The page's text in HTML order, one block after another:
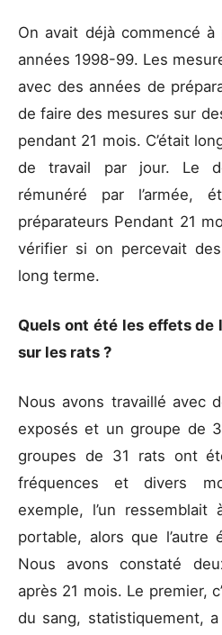
On avait déjà commencé
années 1998-99. Les
avec des années de
de faire des mesures sur
pendant 21 mois. C’était
de travail par jour. Le
rémunéré par l’armée,
préparateurs Pendant 21
vérifier si on percevait
long terme.
Quels ont été les effets de
sur les rats ?
Nous avons travaillé avec
exposés et un groupe de
groupes de 31 rats ont
fréquences et divers
exemple, l’un ressemblait
portable, alors que l’autre
Nous avons constaté
après 21 mois. Le premier,
du sang, statistiquement,